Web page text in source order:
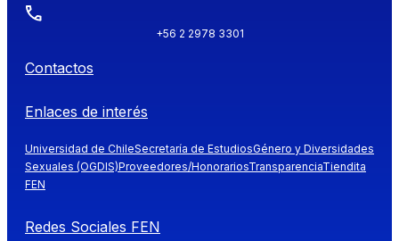
+56 2 2978 3301
Contactos
Enlaces de interés
Universidad de ChileSecretaría de EstudiosGénero y Diversidades
Sexuales (OGDIS)Proveedores/HonorariosTransparenciaTiendita
FEN
Redes Sociales FEN